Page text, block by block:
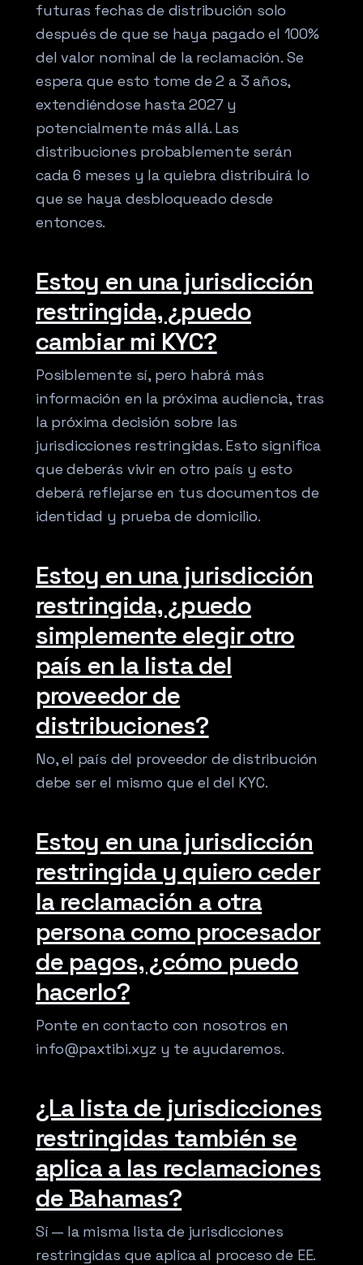
futuras fechas de distribución solo
después de que se haya pagado el 100%
del valor nominal de la reclamación. Se
espera que esto tome de 2 a 3 años,
extendiéndose hasta 2027 y
potencialmente más allá. Las
distribuciones probablemente serán
cada 6 meses y la quiebra distribuirá lo
que se haya desbloqueado desde
entonces.
Estoy en una jurisdicción
restringida, ¿puedo
cambiar mi KYC?
Posiblemente sí, pero habrá más
información en la próxima audiencia, tras
la próxima decisión sobre las
jurisdicciones restringidas. Esto significa
que deberás vivir en otro país y esto
deberá reflejarse en tus documentos de
identidad y prueba de domicilio.
Estoy en una jurisdicción
restringida, ¿puedo
simplemente elegir otro
país en la lista del
proveedor de
distribuciones?
No, el país del proveedor de distribución
debe ser el mismo que el del KYC.
Estoy en una jurisdicción
restringida y quiero ceder
la reclamación a otra
persona como procesador
de pagos, ¿cómo puedo
hacerlo?
Ponte en contacto con nosotros en
info@paxtibi.xyz y te ayudaremos.
¿La lista de jurisdicciones
restringidas también se
aplica a las reclamaciones
de Bahamas?
Sí — la misma lista de jurisdicciones
restringidas que aplica al proceso de EE.